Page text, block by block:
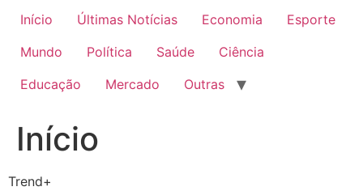
Início Últimas Notícias Economia
Esporte
Mundo
Política Saúde
Ciência
Educação
Mercado Outras
Início
Trend+